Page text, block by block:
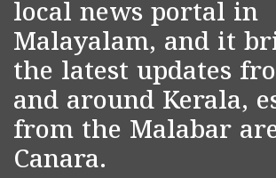
local news portal in
Malayalam, and it
the latest updates
and around Kerala,
from the Malabar
Canara.